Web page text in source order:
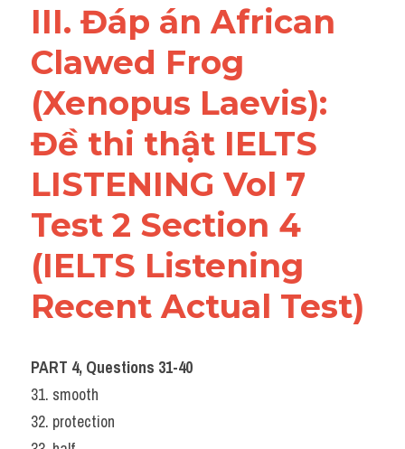
III. Đáp án African
Clawed Frog
(Xenopus Laevis):
Đề thi thật IELTS
LISTENING Vol 7
Test 2 Section 4
(IELTS Listening
Recent Actual Test)
PART 4, Questions 31-40
31. smooth
32. protection